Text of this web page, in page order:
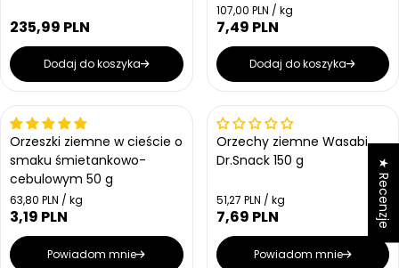
Cena regularna
235,99 PLN
Dodaj do koszyka
Cena jednostkowa
107,00 PLN / kg
Cena regularna
7,49 PLN
Dodaj do koszyka
Wyprzedany
Orzeszki ziemne w cieście o
smaku śmietankowo-
cebulowym 50 g
Cena jednostkowa
63,80 PLN / kg
Cena regularna
3,19 PLN
Powiadom mnie
Wyprzedany
Orzechy ziemne Wasabi
Dr.Snack 150 g
Cena jednostkowa
51,27 PLN / kg
Cena regularna
7,69 PLN
Powiadom mnie
★ Recenzje